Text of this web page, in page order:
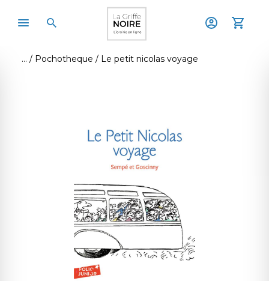
Pochotheque Le petit nicolas voyage